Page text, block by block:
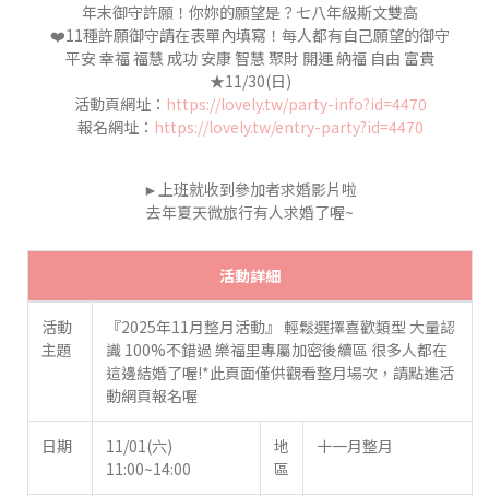
年末御守許願！你妳的願望是？七八年級斯文雙高
❤️11種許願御守請在表單內填寫！每人都有自己願望的御守
平安 幸福 福慧 成功 安康 智慧 聚財 開運 納福 自由 富貴
★11/30(日)
活動頁網址： https://lovely.tw/party-info?id=4470
報名網址： https://lovely.tw/entry-party?id=4470
►上班就收到參加者求婚影片啦
去年夏天微旅行有人求婚了喔~
活動詳細
活動
主題
『2025年11月整月活動』 輕鬆選擇喜歡類型 大量認
識 100%不錯過 樂福里專屬加密後續區 很多人都在
這邊結婚了喔!*此頁面僅供觀看整月場次，請點進活
動網頁報名喔
日期
11/01(六)
11:00~14:00
地
區
十一月整月